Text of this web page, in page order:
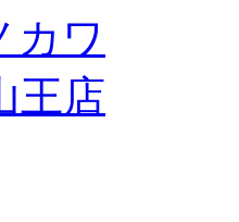
カワ
王店